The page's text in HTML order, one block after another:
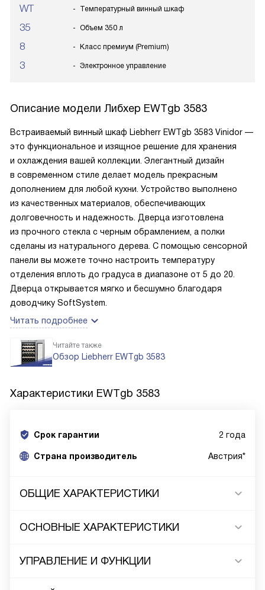
WT Температурный винный шкаф
35 Объем 350 л
8 Класс премиум (Premium)
3 Электронное управление
Описание модели Либхер EWTgb 3583
Встраиваемый винный шкаф Liebherr EWTgb 3583 Vinidor —
это функциональное и изящное решение для хранения
и охлаждения вашей коллекции. Элегантный дизайн
в современном стиле делает модель прекрасным
дополнением для любой кухни. Устройство выполнено
из качественных материалов, обеспечивающих
долговечность и надежность. Дверца изготовлена
из прочного стекла с черным обрамлением, а полки
сделаны из натурального дерева. С помощью сенсорной
панели вы можете точно настроить температуру
отделения вплоть до градуса в диапазоне от 5 до 20.
Дверца открывается мягко и бесшумно благодаря
доводчику SoftSystem.
Читать подробнее
Читайте также
Обзор Liebherr EWTgb 3583
Характеристики EWTgb 3583
Срок гарантии 2 года
Cтрана производитель Австрия*
ОБЩИЕ ХАРАКТЕРИСТИКИ
ОСНОВНЫЕ ХАРАКТЕРИСТИКИ
УПРАВЛЕНИЕ И ФУНКЦИИ